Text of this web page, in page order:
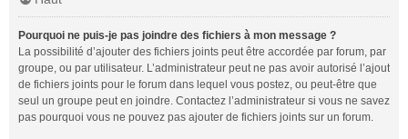
Pourquoi ne puis-je pas joindre des fichiers à mon message ?
La possibilité d’ajouter des fichiers joints peut être accordée par forum, par
groupe, ou par utilisateur. L’administrateur peut ne pas avoir autorisé l’ajout
de fichiers joints pour le forum dans lequel vous postez, ou peut-être que
seul un groupe peut en joindre. Contactez l’administrateur si vous ne savez
pas pourquoi vous ne pouvez pas ajouter de fichiers joints sur un forum.